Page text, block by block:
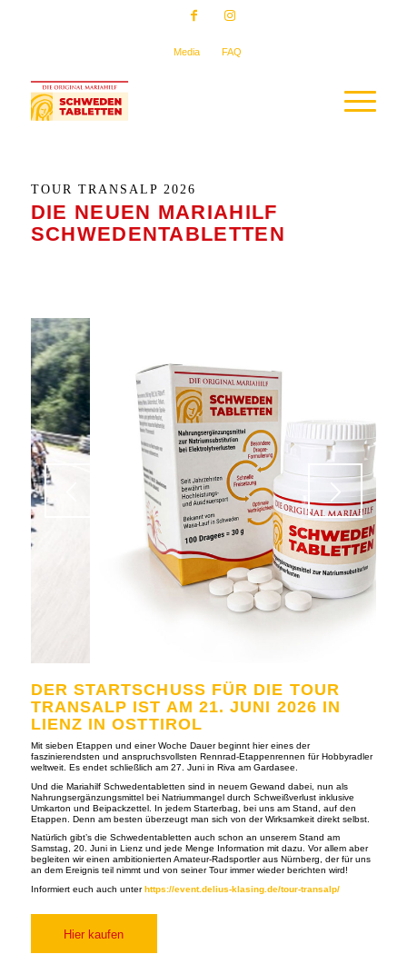
Media FAQ
TOUR TRANSALP 2026
DIE NEUEN MARIAHILF
SCHWEDENTABLETTEN
DER STARTSCHUSS FÜR DIE TOUR
TRANSALP IST AM 21. JUNI 2026 IN
LIENZ IN OSTTIROL
Mit sieben Etappen und einer Woche Dauer beginnt hier eines der
faszinierendsten und anspruchsvollsten Rennrad-Etappenrennen für Hobbyradler
weltweit. Es endet schließlich am 27. Juni in Riva am Gardasee.
Und die Mariahilf Schwedentabletten sind in neuem Gewand dabei, nun als
Nahrungsergänzungsmittel bei Natriummangel durch Schweißverlust inklusive
Umkarton und Beipackzettel. In jedem Starterbag, bei uns am Stand, auf den
Etappen. Denn am besten überzeugt man sich von der Wirksamkeit direkt selbst.
Natürlich gibt’s die Schwedentabletten auch schon an unserem Stand am
Samstag, 20. Juni in Lienz und jede Menge Information mit dazu. Vor allem aber
begleiten wir einen ambitionierten Amateur-Radsportler aus Nürnberg, der für uns
an dem Ereignis teil nimmt und von seiner Tour immer wieder berichten wird!
Informiert euch auch unterhttps://event.delius-klasing.de/tour-transalp/
Hier kaufen